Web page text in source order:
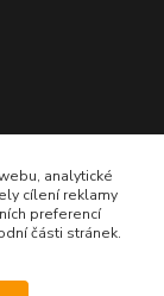
analytické
cílení reklamy
preferencí
části stránek.